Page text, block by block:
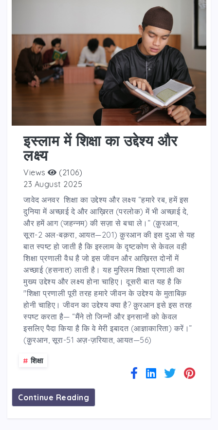
इस्लाम में शिक्षा का उद्देश्य और
लक्ष्य
Views
(2106)
23 August 2025
जावेद अनवर शिक्षा का उद्देश्य और लक्ष्य “हमारे रब, हमें इस
दुनिया में अच्छाई दे और आख़िरत (परलोक) में भी अच्छाई दे,
और हमें आग (जहन्नम) की सज़ा से बचा ले।” (क़ुरआन,
सूरा-2 अल-बक़रा, आयत—201) क़ुरआन की इस दुआ से यह
बात स्पष्ट हो जाती है कि इस्लाम के दृष्टकोण से केवल वही
शिक्षा प्रणाली वैध है जो इस जीवन और आख़िरत दोनों में
अच्छाई (हसनात) लाती है। यह मुस्लिम शिक्षा प्रणाली का
मुख्य उद्देश्य और लक्ष्य होना चाहिए। दूसरी बात यह है कि
"शिक्षा प्रणाली पूरी तरह हमारे जीवन के उद्देश्य के मुताबिक़
होनी चाहिए। जीवन का उद्देश्य क्या है? क़ुरआन इसे इस तरह
स्पष्ट करता है— “मैंने तो जिन्नों और इनसानों को केवल
इसलिए पैदा किया है कि वे मेरी इबादत (आज्ञाकारिता) करें।”
(क़ुरआन, सूरा-51 अज़-ज़रियात, आयत—56)
# शिक्षा
Continue Reading